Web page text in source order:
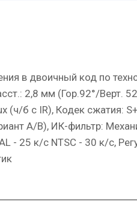
в двоичный код по
2,8 мм (Гор.92°/Верт.
(ч/б c IR), Кодек сжатия:
А/В), ИК-фильтр:
- 25 к/с NTSC - 30 к/с,